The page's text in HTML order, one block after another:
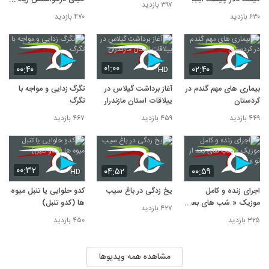
۶۳۰ بازدید
۳۹۷ بازدید
بود
۴۷۰ بازدید
۰۲:۴۰
بیماری های مهم گندم در
کردستان
۴۴۹ بازدید
۰۱:۰۰ HD
آغاز برداشت گیلاس در
ییلاقات استان مازندران
۴۵۹ بازدید
۰۰:۴۰
تگرگ زدایی و مواجه با
تگرگ
۴۶۷ بازدید
۰۰:۵۹
اجرای زنده و کامل
موزیک « شب های بعد
از تو »
۳۲۵ بازدید
۰۴:۵۲
یخ زدگی در باغ سیب
۴۲۷ بازدید
۰۰:۳۲ HD
کدو حلوایی یا تنبل میوه
ها (کدو تنبل)
۴۵۰ بازدید
مشاهده همه ویدیوها